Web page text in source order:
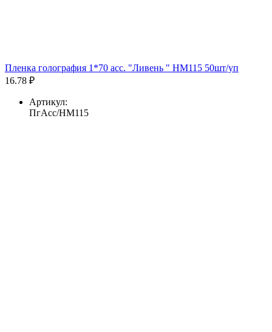
Пленка голография 1*70 асс. "Ливень " HM115 50шт/уп
16.78 ₽
Артикул:
ПгАсс/HM115